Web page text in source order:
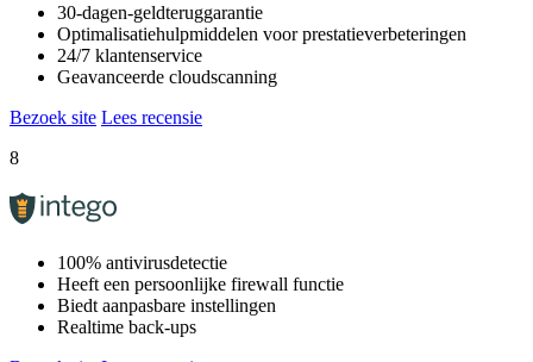
30-dagen-geldteruggarantie
Optimalisatiehulpmiddelen voor prestatieverbeteringen
24/7 klantenservice
Geavanceerde cloudscanning
Bezoek site Lees recensie
8
100% antivirusdetectie
Heeft een persoonlijke firewall functie
Biedt aanpasbare instellingen
Realtime back-ups